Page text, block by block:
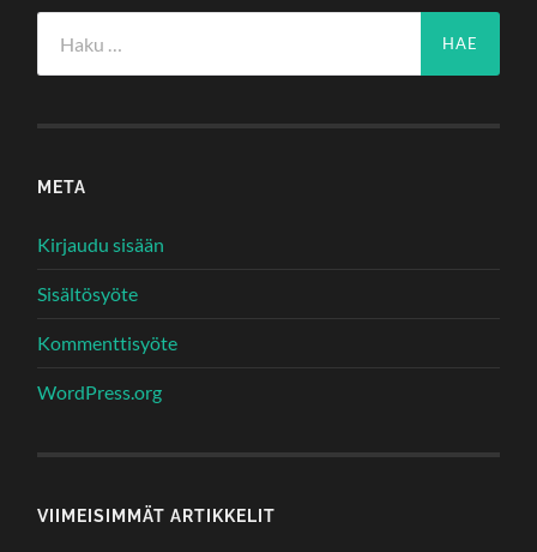
META
Kirjaudu sisään
Sisältösyöte
Kommenttisyöte
WordPress.org
VIIMEISIMMÄT ARTIKKELIT